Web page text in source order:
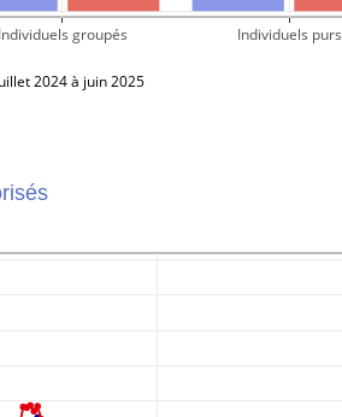
Individuels groupés Individuels purs
2024 à juin 2025